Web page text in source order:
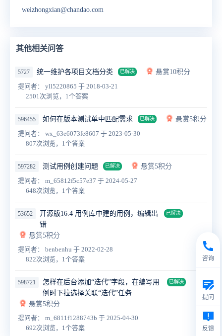
weizhongxian@chandao.com
其他相关问答
5727 统一维护各项目文档分类 已解决
悬赏10积分
提问者： yll5220865 于 2018-03-21
2501次浏览，1个答案
596455 如何在版本测试单中匹配需求 已解决
悬赏5积分
提问者： wx_63e6073fe8607 于 2023-05-30
807次浏览，1个答案
597282 测试用例创建问题 已解决
悬赏5积分
提问者： m_65812f5c57e37 于 2024-05-27
648次浏览，1个答案
53652
开源版16.4 用例库中建的用例，编辑出
错
已解决
悬赏5积分
提问者： benbenhu 于 2022-02-28
822次浏览，1个答案
598721
怎样在后台添加“迭代”字段，在编写用
例时下拉选择关联“迭代”任务
已解决
悬赏5积分
提问者： m_6811f1288743b 于 2025-04-30
692次浏览，1个答案
咨询
提问
反馈